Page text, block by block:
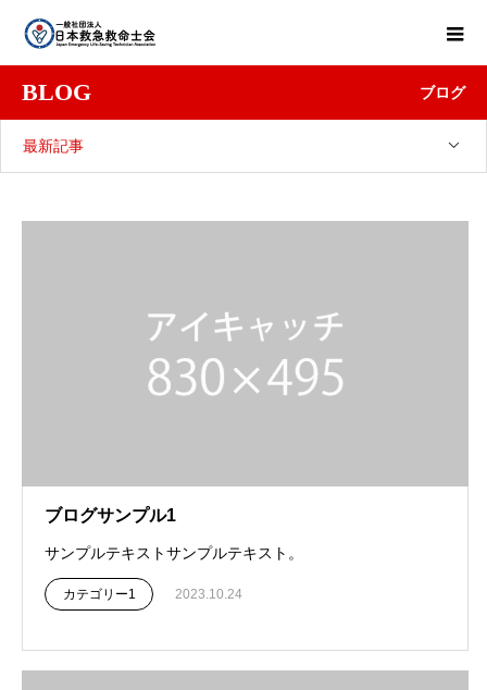
BLOG ブログ
最新記事
ブログサンプル1
サンプルテキストサンプルテキスト。
カテゴリー1 2023.10.24